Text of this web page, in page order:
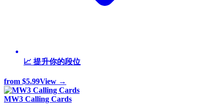
📈 提升你的段位
from $5.99View →
MW3 Calling Cards